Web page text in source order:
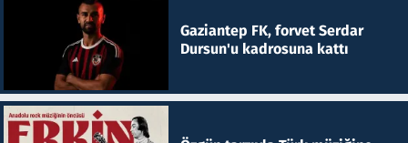
Gaziantep FK, forvet Serdar
Dursun'u kadrosuna kattı